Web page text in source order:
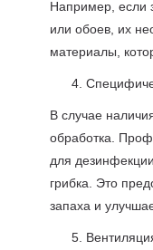
Например, если
или обоев, их
материалы,
В случае
обработка.
для
грибка. Это
запаха и